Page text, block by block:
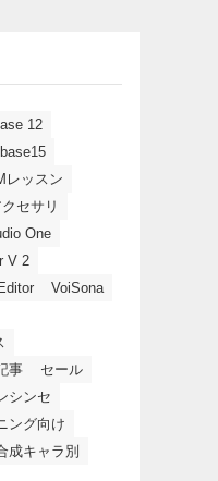
12
レッスン
セサリ
One
V 2
VoiSona
事
セール
シンセ
ング向け
成キャラ別